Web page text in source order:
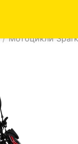
/ Мотоцикли Spark